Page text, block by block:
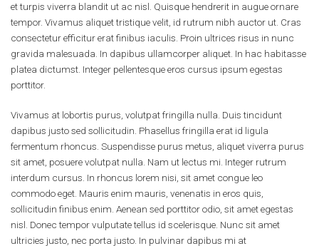
et turpis viverra blandit ut ac nisl. Quisque hendrerit in augue ornare
tempor. Vivamus aliquet tristique velit, id rutrum nibh auctor ut. Cras
consectetur efficitur erat finibus iaculis. Proin ultrices risus in nunc
gravida malesuada. In dapibus ullamcorper aliquet. In hac habitasse
platea dictumst. Integer pellentesque eros cursus ipsum egestas
porttitor.
Vivamus at lobortis purus, volutpat fringilla nulla. Duis tincidunt
dapibus justo sed sollicitudin. Phasellus fringilla erat id ligula
fermentum rhoncus. Suspendisse purus metus, aliquet viverra purus
sit amet, posuere volutpat nulla. Nam ut lectus mi. Integer rutrum
interdum cursus. In rhoncus lorem nisi, sit amet congue leo
commodo eget. Mauris enim mauris, venenatis in eros quis,
sollicitudin finibus enim. Aenean sed porttitor odio, sit amet egestas
nisl. Donec tempor vulputate tellus id scelerisque. Nunc sit amet
ultricies justo, nec porta justo. In pulvinar dapibus mi at